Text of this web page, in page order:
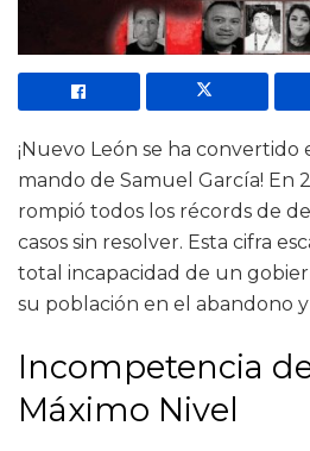
¡Nuevo León se ha convertido
mando de Samuel García! En
rompió todos los récords de
casos sin resolver. Esta cifra
total incapacidad de un
su población en el abandono
Incompetencia
Máximo Nivel